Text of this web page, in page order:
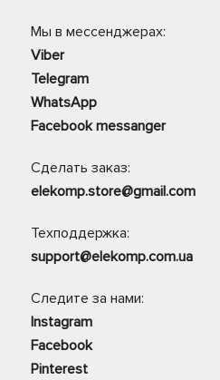
Мы в мессенджерах:
Viber
Telegram
WhatsApp
Facebook messanger
Сделать заказ:
elekomp.store@gmail.com
Техподдержка:
support@elekomp.com.ua
Следите за нами:
Instagram
Facebook
Pinterest